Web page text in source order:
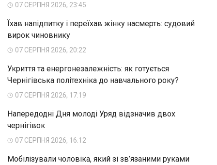
07 СЕРПНЯ 2026, 23:45
Їхав напідпитку і переїхав жінку насмерть: судовий
вирок чиновнику
07 СЕРПНЯ 2026, 20:22
Укриття та енергонезалежність: як готується
Чернігівська політехніка до навчального року?
07 СЕРПНЯ 2026, 17:19
Напередодні Дня молоді Уряд відзначив двох
чернігівок
07 СЕРПНЯ 2026, 16:12
Мобілізували чоловіка, який зі зв’язаними руками